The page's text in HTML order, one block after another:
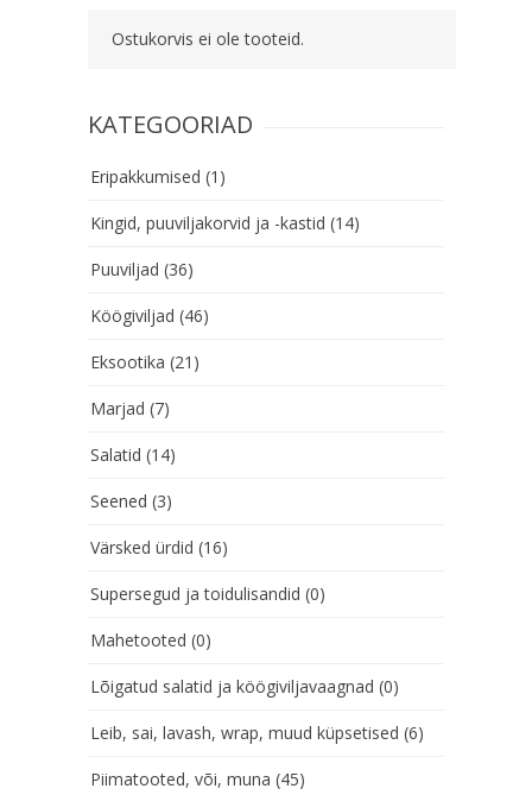
Ostukorvis ei ole tooteid.
KATEGOORIAD
Eripakkumised (1)
Kingid, puuviljakorvid ja -kastid (14)
Puuviljad (36)
Köögiviljad (46)
Eksootika (21)
Marjad (7)
Salatid (14)
Seened (3)
Värsked ürdid (16)
Supersegud ja toidulisandid (0)
Mahetooted (0)
Lõigatud salatid ja köögiviljavaagnad (0)
Leib, sai, lavash, wrap, muud küpsetised (6)
Piimatooted, või, muna (45)